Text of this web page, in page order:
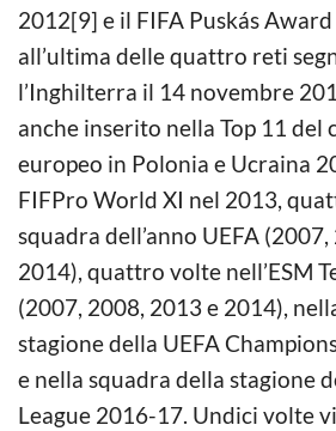
2012[9] e il FIFA Puskás
all’ultima delle quattro reti
l’Inghilterra il 14 novembre
anche inserito nella Top 11 del
europeo in Polonia e Ucraina
FIFPro World XI nel 2013,
squadra dell’anno UEFA
2014), quattro volte nell’ESM
(2007, 2008, 2013 e 2014),
stagione della UEFA
e nella squadra della stagione
League 2016-17. Undici volte